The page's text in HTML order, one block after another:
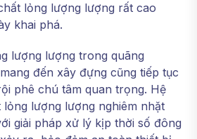
lỏng lượng lượng rất cao
khai phá.
lượng lượng trong quãng
đến xây đựng cũng tiếp tục
phê chú tâm quan trọng. Hệ
lượng lượng nghiêm nhặt
giải pháp xử lý kịp thời số đông